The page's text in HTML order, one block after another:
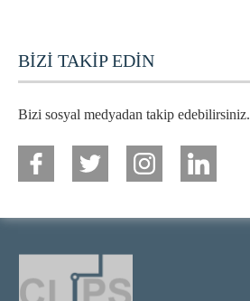
BİZİ TAKİP EDİN
Bizi sosyal medyadan takip edebilirsiniz.